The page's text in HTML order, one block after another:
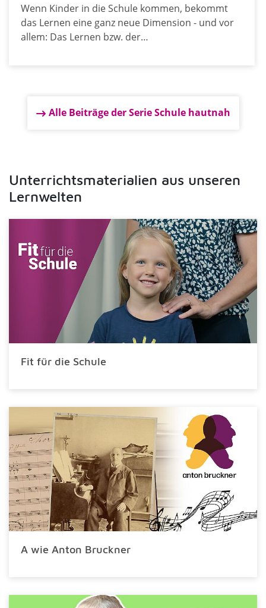
Wenn Kinder in die Schule kommen, bekommt
das Lernen eine ganz neue Dimension - und vor
allem: Das Lernen bzw. der…
Alle Beiträge der Serie Schule hautnah
Unterrichtsmaterialien aus unseren
Lernwelten
Fit für die Schule
A wie Anton Bruckner